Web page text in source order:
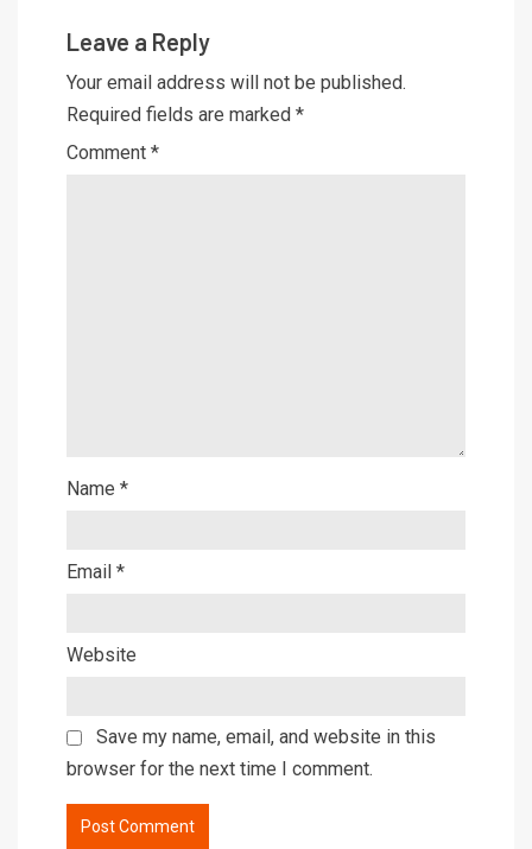
Leave a Reply
Your email address will not be published.
Required fields are marked *
Comment *
Name *
Email *
Website
Save my name, email, and website in this
browser for the next time I comment.